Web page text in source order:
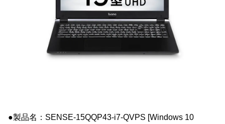
●製品名：SENSE-15QQP43-i7-QVPS [Windows 10